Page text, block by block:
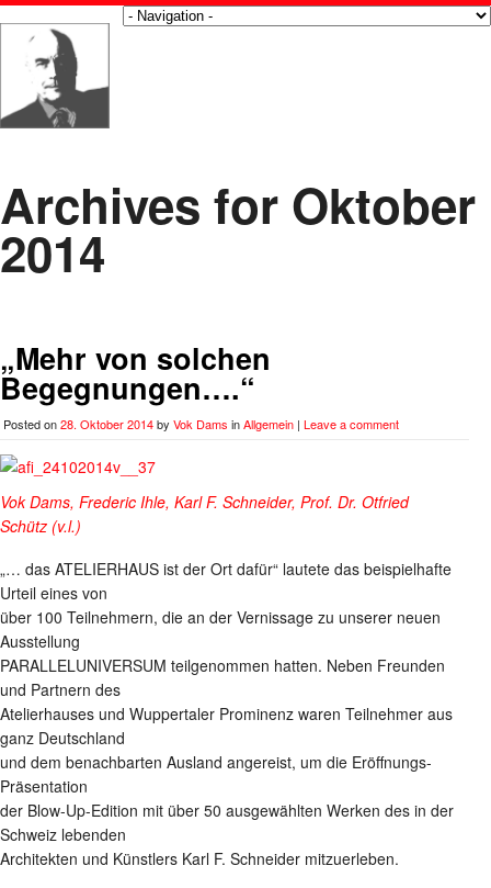
Archives for Oktober
2014
„Mehr von solchen
Begegnungen….“
Posted on28. Oktober 2014by Vok Dams inAllgemein | Leave a comment
Vok Dams, Frederic Ihle, Karl F. Schneider, Prof. Dr. Otfried
Schütz (v.l.)
„… das ATELIERHAUS ist der Ort dafür“ lautete das beispielhafte
Urteil eines von
über 100 Teilnehmern, die an der Vernissage zu unserer neuen
Ausstellung
PARALLELUNIVERSUM teilgenommen hatten. Neben Freunden
und Partnern des
Atelierhauses und Wuppertaler Prominenz waren Teilnehmer aus
ganz Deutschland
und dem benachbarten Ausland angereist, um die Eröffnungs-
Präsentation
der Blow-Up-Edition mit über 50 ausgewählten Werken des in der
Schweiz lebenden
Architekten und Künstlers Karl F. Schneider mitzuerleben.